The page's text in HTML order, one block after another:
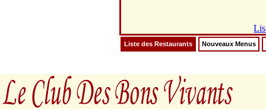
Liste des Restaurants Nouveaux Menus